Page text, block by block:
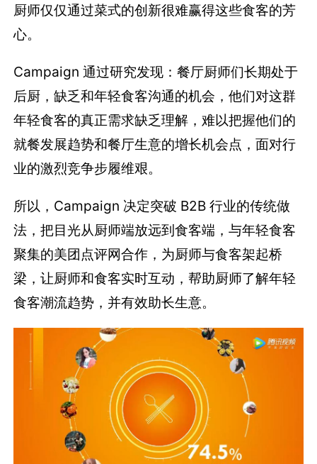
厨师仅仅通过菜式的创新很难赢得这些食客的芳
心。
Campaign 通过研究发现：餐厅厨师们长期处于
后厨，缺乏和年轻食客沟通的机会，他们对这群
年轻食客的真正需求缺乏理解，难以把握他们的
就餐发展趋势和餐厅生意的增长机会点，面对行
业的激烈竞争步履维艰。
所以，Campaign 决定突破 B2B 行业的传统做
法，把目光从厨师端放远到食客端，与年轻食客
聚集的美团点评网合作，为厨师与食客架起桥
梁，让厨师和食客实时互动，帮助厨师了解年轻
食客潮流趋势，并有效助长生意。